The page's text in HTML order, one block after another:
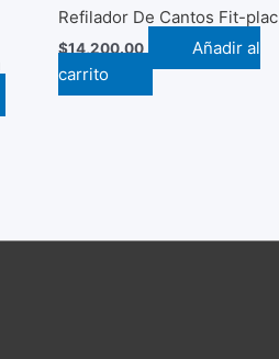
Refilador De Cantos Fit-plac
$14,200.00
Añadir al
carrito